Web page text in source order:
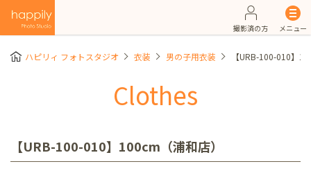
撮影済の方 メニュー
ハピリィ フォトスタジオ 衣装 男の子用衣装 【URB-100-010】
Clothes
【URB-100-010】100cm（浦和店）